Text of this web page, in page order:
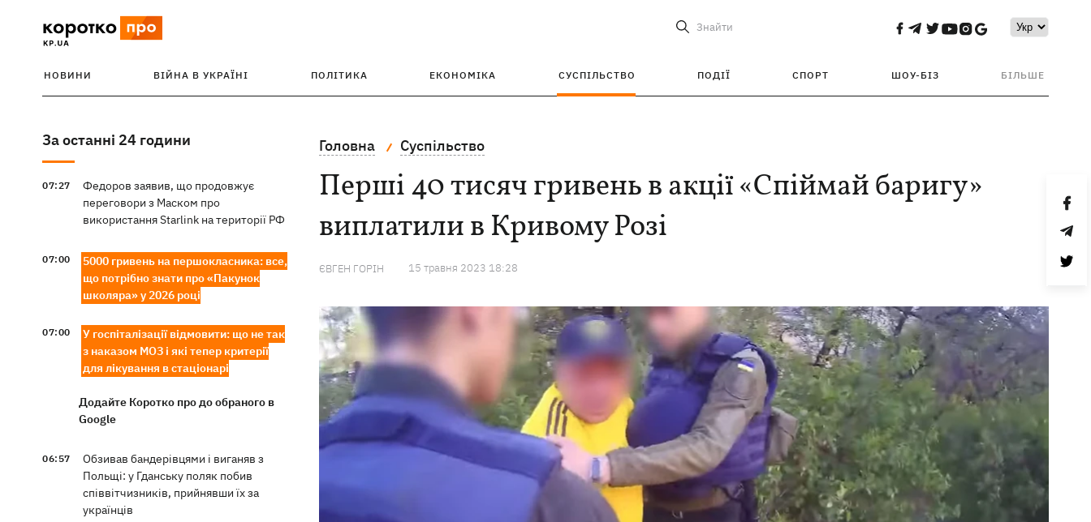
Знайти
НОВИНИ ВІЙНА В УКРАЇНІ ПОЛІТИКА ЕКОНОМІКА СУСПІЛЬСТВО ПОДІЇ СПОРТ ШОУ-БІЗ БІЛЬШЕ
За останні 24 години
07:27
Федоров заявив, що продовжує
переговори з Маском про
використання Starlink на території РФ
07:00
5000 гривень на першокласника: все,
що потрібно знати про «Пакунок
школяра» у 2026 році
07:00
У госпіталізації відмовити: що не так
з наказом МОЗ і які тепер критерії
для лікування в стаціонарі
Додайте Коротко про до обраного в
Google
06:57
Обзивав бандерівцями і виганяв з
Польщі: у Гданську поляк побив
співвітчизників, прийнявши їх за
українців
Головна Суспільство
Перші 40 тисяч гривень в акції «Спіймай баригу»
виплатили в Кривому Розі
ЄВГЕН ГОРІН 15 травня 2023 18:28